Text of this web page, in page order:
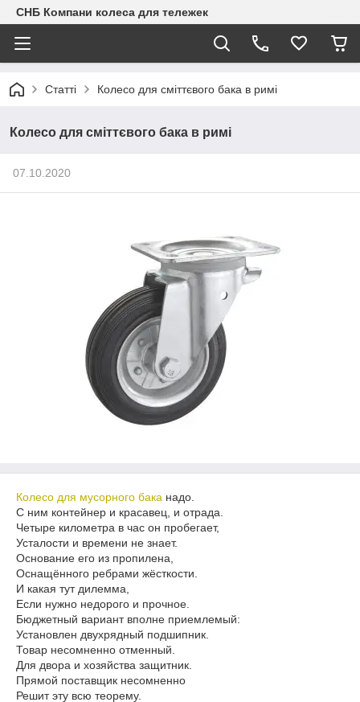
СНБ Компани колеса для тележек
Статті Колесо для сміттєвого бака в римі
Колесо для сміттєвого бака в римі
07.10.2020
Колесо для мусорного бака надо.
С ним контейнер и красавец, и отрада.
Четыре километра в час он пробегает,
Усталости и времени не знает.
Основание его из пропилена,
Оснащённого ребрами жёсткости.
И какая тут дилемма,
Если нужно недорого и прочное.
Бюджетный вариант вполне приемлемый:
Установлен двухрядный подшипник.
Товар несомненно отменный.
Для двора и хозяйства защитник.
Прямой поставщик несомненно
Решит эту всю теорему.